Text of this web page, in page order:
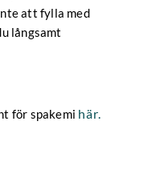
att fylla med
långsamt
för spakemi här.